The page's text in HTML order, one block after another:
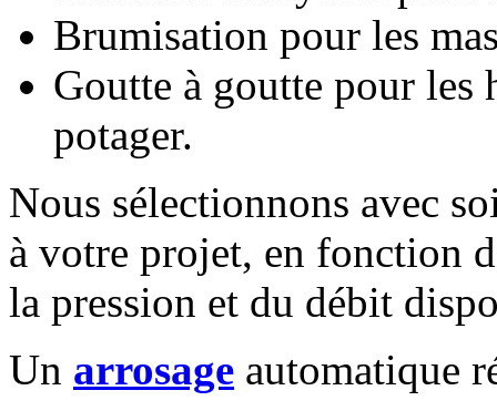
Brumisation pour les
Goutte à goutte pour les
potager.
Nous sélectionnons avec
à votre projet, en fonction
la pression et du débit
Un arrosage automatique